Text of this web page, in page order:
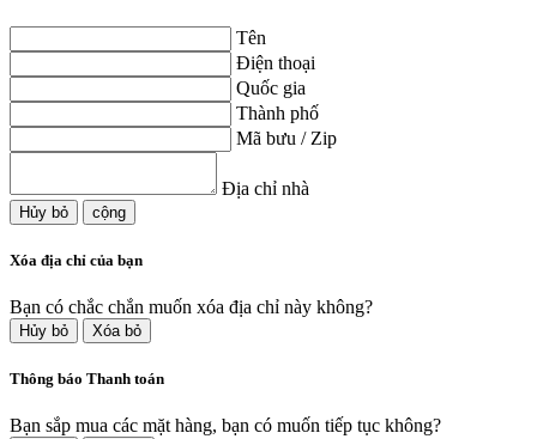
Tên
Điện thoại
Quốc gia
Thành phố
Mã bưu / Zip
Địa chỉ nhà
Hủy bỏ cộng
Xóa địa chỉ của bạn
Bạn có chắc chắn muốn xóa địa chỉ này không?
Hủy bỏ Xóa bỏ
Thông báo Thanh toán
Bạn sắp mua các mặt hàng, bạn có muốn tiếp tục không?